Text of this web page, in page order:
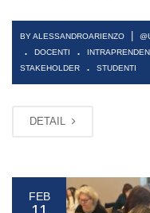
BY ALESSANDROARIENZO
. DOCENTI .
STAKEHOLDER . STUDENTI
DETAIL
FEB